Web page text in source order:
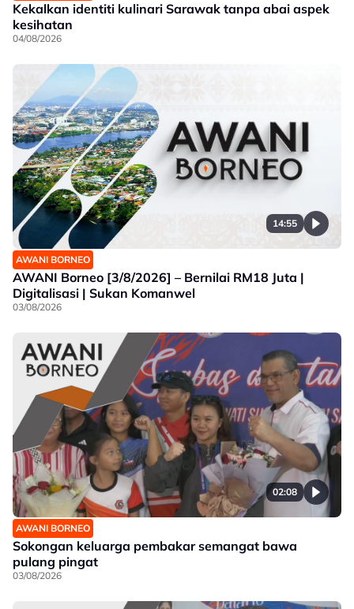
Kekalkan identiti kulinari Sarawak tanpa abai aspek
kesihatan
04/08/2026
14:55
AWANI BORNEO
AWANI Borneo [3/8/2026] – Bernilai RM18 Juta |
Digitalisasi | Sukan Komanwel
03/08/2026
02:08
AWANI BORNEO
Sokongan keluarga pembakar semangat bawa
pulang pingat
03/08/2026